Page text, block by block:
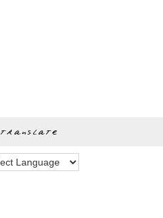
translate